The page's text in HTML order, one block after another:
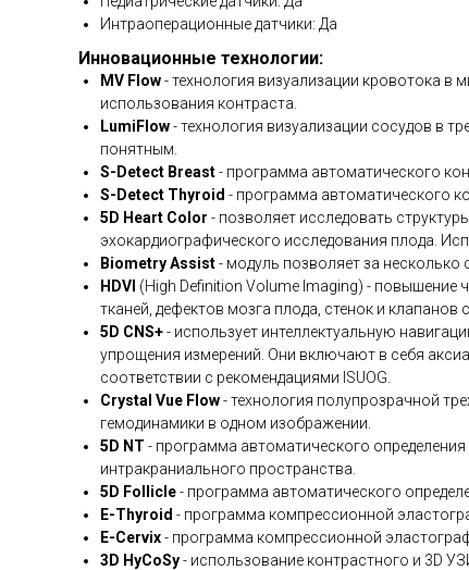
Интраоперационные датчики: Да
Инновационные технологии:
MV Flow- технология визуализации кровотока
использования контраста.
LumiFlow- технология визуализации сосудов в
понятным.
S-Detect Breast- программа автоматического
S-Detect Thyroid - программа автоматического
5D Heart Color - позволяет исследовать
эхокардиографического исследования плода.
Biometry Assist- модуль позволяет за
HDVI (High Definition Volume Imaging) - повышение
тканей, дефектов мозга плода, стенок и клапанов
5D CNS+- использует интеллектуальную
упрощения измерений. Они включают в себя
соответствии с рекомендациями ISUOG.
Crystal Vue Flow- технология полупрозрачной
гемодинамики в одном изображении.
5D NT - программа автоматического
интракраниального пространства.
5D Follicle- программа автоматического
E-Thyroid - программа компрессионной
E-Cervix- программа компрессионной
3D HyCoSy- использование контрастного и 3D